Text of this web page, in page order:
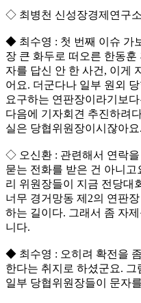
◇ 최병천 신성장경제연구
◆ 최수영 : 첫 번째 이슈 가
장 큰 화두로 떠오른 한동
자를 답신 안 한 사건, 이게
어요. 더군다나 일부 원외
요구하는 연판장이라기보
다음에 기자회견 추진하려
실은 당협위원장이시잖아
◇ 오신환 : 관련해서 연락
묻는 전화를 받은 건 아니
리 위원장들이 지금 전당대
너무 경거망동 제2의 연판
하는 길이다. 그래서 좀 자
니다.
◆ 최수영 : 오히려 확전을
한다는 취지로 하셨군요. 그
일부 당협위원장들이 문자